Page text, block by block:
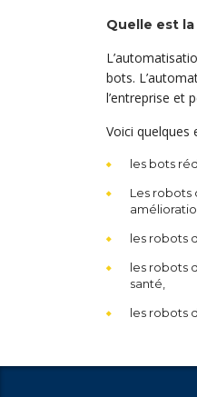
Quelle est
bots.
l’entreprise et
Voici quelques
les bots
Les robots
les robots
les robots
santé,
les robots